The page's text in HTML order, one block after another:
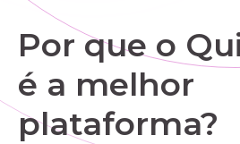
Por que o
é a melhor
plataforma?